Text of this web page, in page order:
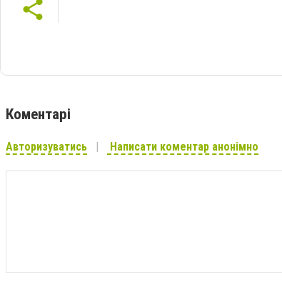
Коментарі
Авторизуватись Написати коментар анонімно